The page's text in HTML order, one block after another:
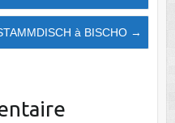
à BISCHO →